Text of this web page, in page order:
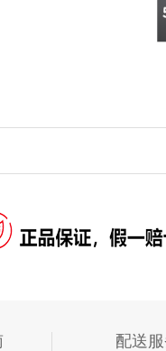
配送